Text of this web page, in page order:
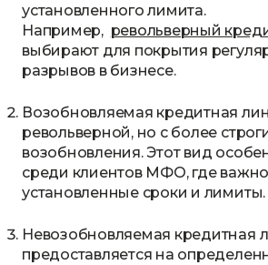
установленного лимита.
Например, револьверный
выбирают для покрытия
разрывов в бизнесе.
Возобновляемая кредитная
револьверной, но с более
возобновления. Этот вид
среди клиентов МФО, где
установленные сроки и лимиты.
Невозобновляемая кредитная
предоставляется на